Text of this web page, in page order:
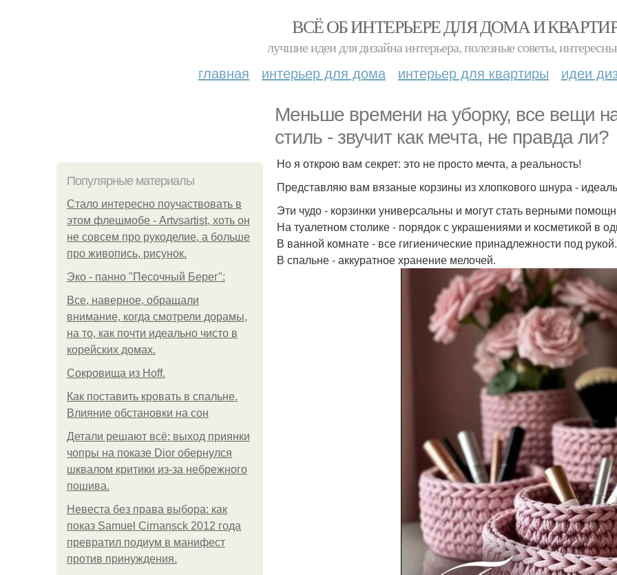
ВСЁ ОБ ИНТЕРЬЕРЕ ДЛЯ ДОМА И
лучшие идеи для дизайна интерьера, полезные советы,
главная интерьер для дома интерьер для квартиры идеи
Меньше времени на уборку, все вещи
стиль - звучит как мечта, не правда ли?
Популярные материалы
Стало интересно поучаствовать в
этом флешмобе - Artvsartist, хоть он
не совсем про рукоделие, а больше
про живопись, рисунок.
Эко - панно "Песочный Берег":
Все, наверное, обращали
внимание, когда смотрели дорамы,
на то, как почти идеально чисто в
корейских домах.
Сокровища из Hoff.
Как поставить кровать в спальне.
Влияние обстановки на сон
Детали решают всё: выход приянки
чопры на показе Dior обернулся
шквалом критики из-за небрежного
пошива.
Невеста без права выбора: как
показ Samuel Cirnansck 2012 года
превратил подиум в манифест
против принуждения.
Но я открою вам секрет: это не просто мечта, а реальность!
Представляю вам вязаные корзины из хлопкового шнура -
Эти чудо - корзинки универсальны и могут стать верными
На туалетном столике - порядок с украшениями и косметикой в
В ванной комнате - все гигиенические принадлежности под рукой.
В спальне - аккуратное хранение мелочей.